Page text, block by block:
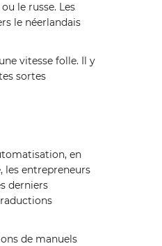
le russe. Les
le néerlandais
vitesse folle. Il y
sortes
en
les entrepreneurs
derniers
de manuels